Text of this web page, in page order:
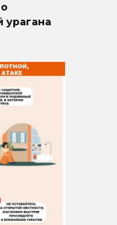
урагана